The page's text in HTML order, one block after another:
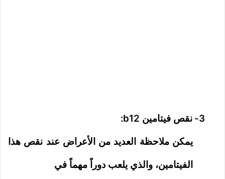
3- نقص فيتامين b12
:
يمكن ملاحظة العديد من الأعراض عند نقص هذا
الفيتامين، والذي يلعب دوراً مهماً في